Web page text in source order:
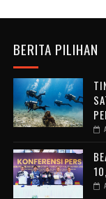
BERITA PILIHAN